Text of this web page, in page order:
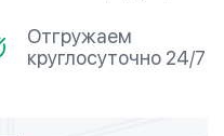
Отгружаем
круглосуточно 24/7